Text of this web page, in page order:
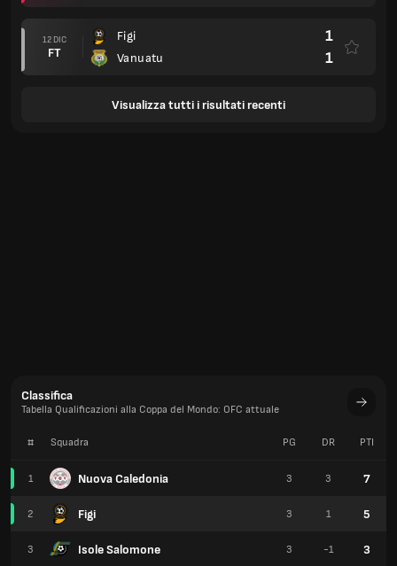
12 DIC
FT
Figi
Vanuatu
1
1
Visualizza tutti i risultati recenti
Classifica
Tabella Qualificazioni alla Coppa del Mondo: OFC attuale
# Squadra
1 Nuova Caledonia
2 Figi
3 Isole Salomone
PG DR PTI
3 3 7
3 1 5
3 -1 3